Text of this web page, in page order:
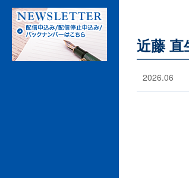
近藤 直
2026.06